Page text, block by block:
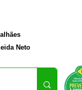
Neto